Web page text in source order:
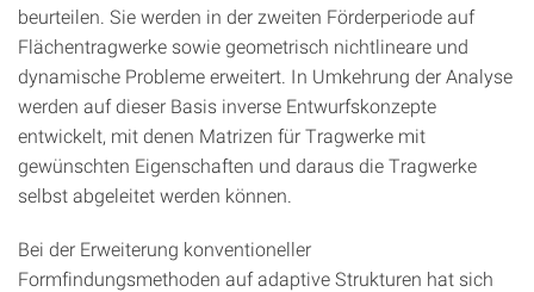
beurteilen. Sie werden in der zweiten Förderperiode auf
Flächentragwerke sowie geometrisch nichtlineare und
dynamische Probleme erweitert. In Umkehrung der Analyse
werden auf dieser Basis inverse Entwurfskonzepte
entwickelt, mit denen Matrizen für Tragwerke mit
gewünschten Eigenschaften und daraus die Tragwerke
selbst abgeleitet werden können.
Bei der Erweiterung konventioneller
Formfindungsmethoden auf adaptive Strukturen hat sich